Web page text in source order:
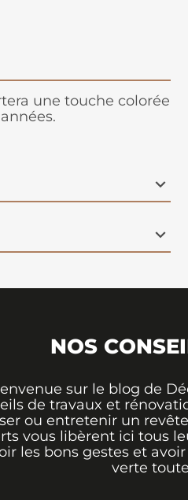
une touche colorée
NOS
sur le blog de
de travaux et
ou entretenir un
vous libèrent ici tous
les bons gestes et
verte